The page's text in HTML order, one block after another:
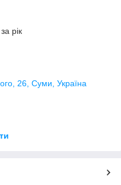
рік
26, Суми, Україна